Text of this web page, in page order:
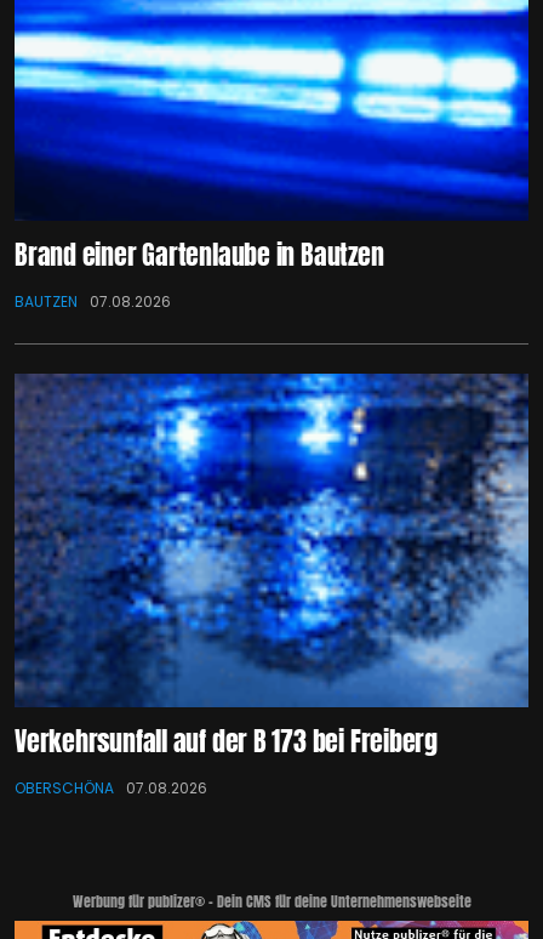
Brand einer Gartenlaube in Bautzen
BAUTZEN 07.08.2026
Verkehrsunfall auf der B 173 bei Freiberg
OBERSCHÖNA 07.08.2026
Werbung für publizer® - Dein CMS für deine Unternehmenswebseite